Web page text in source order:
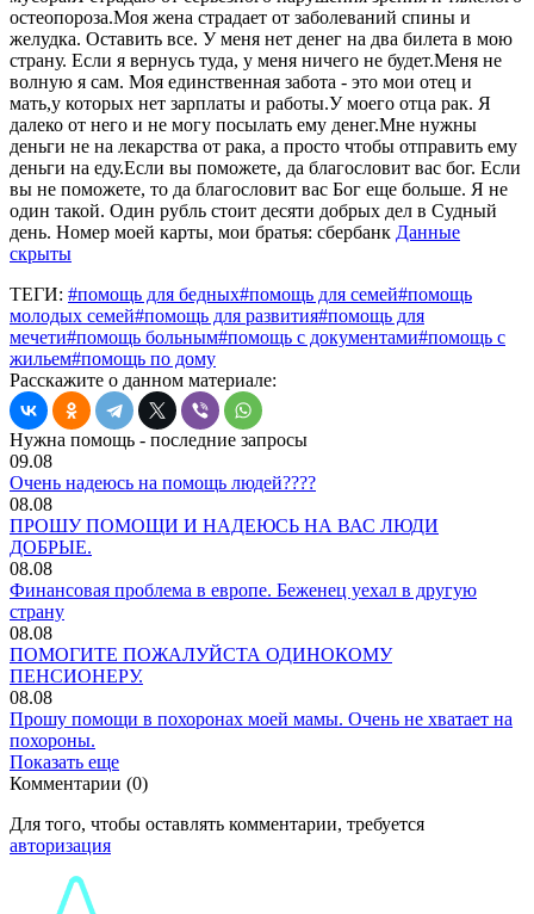
остеопороза.Моя жена страдает от заболеваний спины и
желудка. Оставить все. У меня нет денег на два билета в мою
страну. Если я вернусь туда, у меня ничего не будет.Меня не
волную я сам. Моя единственная забота - это мои отец и
мать,у которых нет зарплаты и работы.У моего отца рак. Я
далеко от него и не могу посылать ему денег.Мне нужны
деньги не на лекарства от рака, а просто чтобы отправить ему
деньги на еду.Если вы поможете, да благословит вас бог. Если
вы не поможете, то да благословит вас Бог еще больше. Я не
один такой. Один рубль стоит десяти добрых дел в Судный
день. Номер моей карты, мои братья: сбербанк Данные
скрыты
ТЕГИ: #помощь для бедных#помощь для семей#помощь
молодых семей#помощь для развития#помощь для
мечети#помощь больным#помощь с документами#помощь с
жильем#помощь по дому
Расскажите о данном материале:
Нужна помощь - последние запросы
09.08
Очень надеюсь на помощь людей????
08.08
ПРОШУ ПОМОЩИ И НАДЕЮСЬ НА ВАС ЛЮДИ
ДОБРЫЕ.
08.08
Финансовая проблема в европе. Беженец уехал в другую
страну
08.08
ПОМОГИТЕ ПОЖАЛУЙСТА ОДИНОКОМУ
ПЕНСИОНЕРУ.
08.08
Прошу помощи в похоронах моей мамы. Очень не хватает на
похороны.
Показать еще
Комментарии (0)
Для того, чтобы оставлять комментарии, требуется
авторизация